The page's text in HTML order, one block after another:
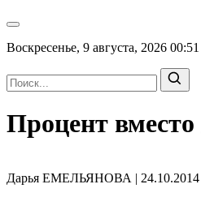
Воскресенье, 9 августа, 2026 00:51
Процент вместо
Дарья ЕМЕЛЬЯНОВА | 24.10.2014